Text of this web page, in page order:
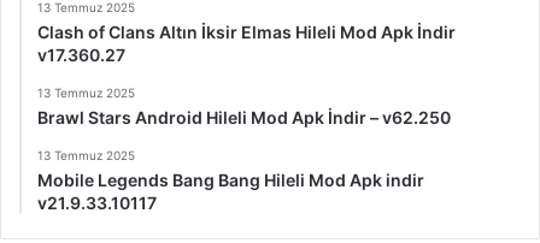
13 Temmuz 2025
Clash of Clans Altın İksir Elmas Hileli Mod Apk İndir
v17.360.27
13 Temmuz 2025
Brawl Stars Android Hileli Mod Apk İndir – v62.250
13 Temmuz 2025
Mobile Legends Bang Bang Hileli Mod Apk indir
v21.9.33.10117